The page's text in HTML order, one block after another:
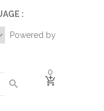
:
Powered by
0